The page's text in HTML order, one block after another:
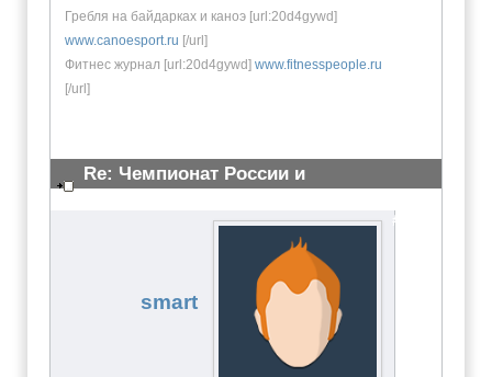
Гребля на байдарках и каноэ [url:20d4gywd]
www.canoesport.ru [/url]
Фитнес журнал [url:20d4gywd] www.fitnesspeople.ru
[/url]
Re: Чемпионат России и
#2232
smart